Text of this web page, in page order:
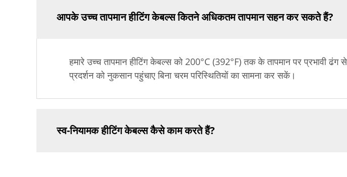
आपके उच्च तापमान हीटिंग केबल्स कितने अधिकतम तापमान सहन कर सकते हैं?
हमारे उच्च तापमान हीटिंग केबल्स को 200°C (392°F) तक के तापमान पर प्रभावी
प्रदर्शन को नुकसान पहुंचाए बिना चरम परिस्थितियों का सामना कर सकें।
स्व-नियामक हीटिंग केबल्स कैसे काम करते हैं?